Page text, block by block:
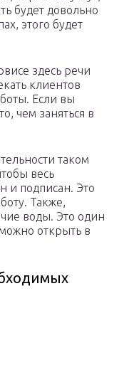
будет довольно
этого будет
здесь речи
клиентов
Если вы
чем заняться в
таком
весь
и подписан. Это
Также,
воды. Это один
открыть в